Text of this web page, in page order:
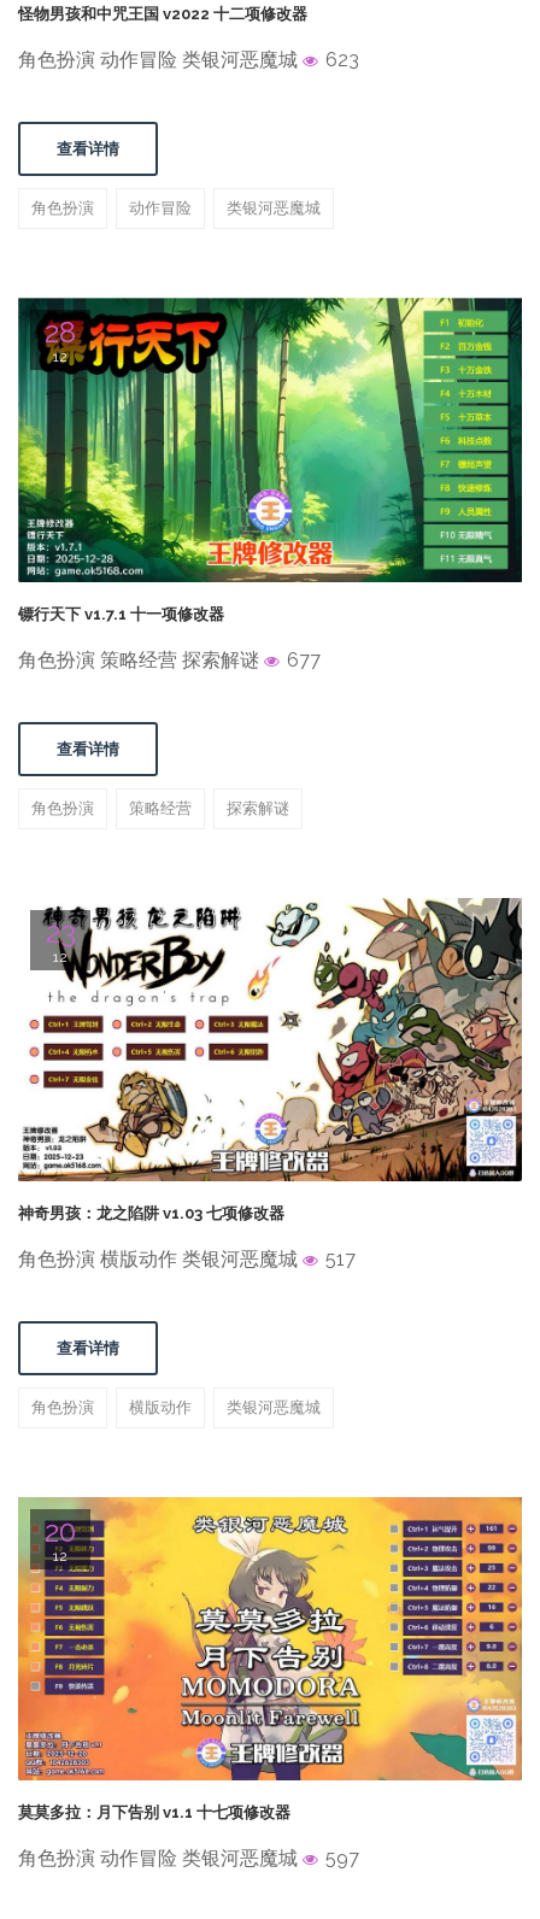
怪物男孩和中咒王国 v2022 十二项修改器
角色扮演 动作冒险 类银河恶魔城 623
查看详情
角色扮演 动作冒险 类银河恶魔城
28
12
镖行天下 v1.7.1 十一项修改器
角色扮演 策略经营 探索解谜 677
查看详情
角色扮演 策略经营 探索解谜
23
12
神奇男孩：龙之陷阱 v1.03 七项修改器
角色扮演 横版动作 类银河恶魔城 517
查看详情
角色扮演 横版动作 类银河恶魔城
20
12
莫莫多拉：月下告别 v1.1 十七项修改器
角色扮演 动作冒险 类银河恶魔城 597